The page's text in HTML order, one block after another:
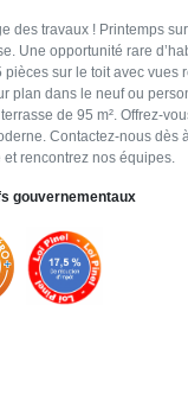
des travaux ! Printemps
Une opportunité rare
pièces sur le toit avec vues
plan dans le neuf ou
terrasse de 95 m². Offrez-
Contactez-nous dès
rencontrez nos équipes.
gouvernementaux